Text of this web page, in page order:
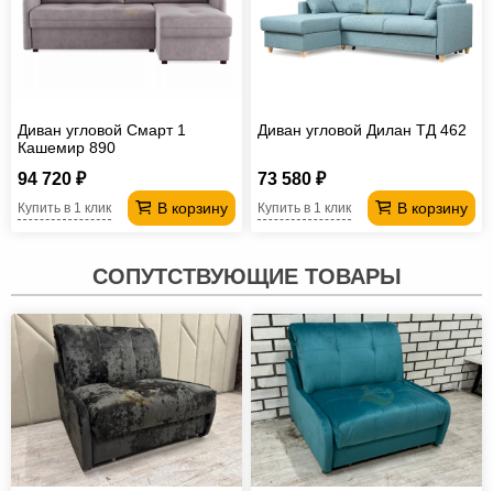
Диван угловой Смарт 1
Кашемир 890
94 720 ₽
В корзину
Купить в 1 клик
Диван угловой Дилан ТД 462
73 580 ₽
В корзину
Купить в 1 клик
СОПУТСТВУЮЩИЕ ТОВАРЫ